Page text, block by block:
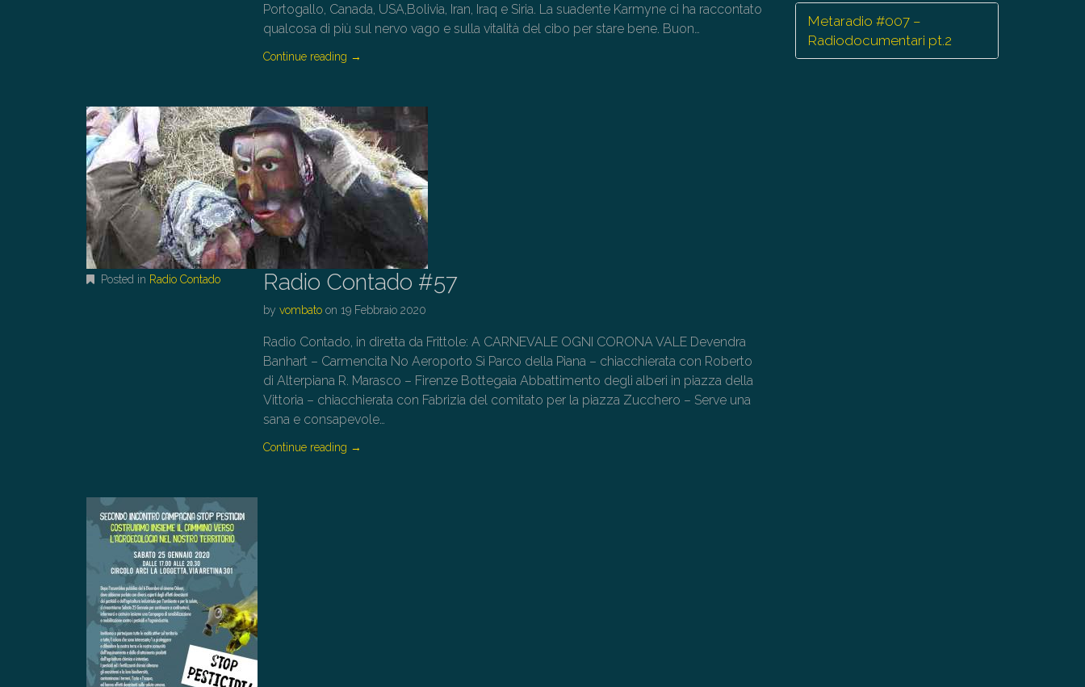
Portogallo, Canada, USA,Bolivia, Iran, Iraq e Siria. La suadente Karmyne ci ha raccontato
qualcosa di più sul nervo vago e sulla vitalità del cibo per stare bene. Buon…
Continue reading →
Posted in Radio Contado Radio Contado #57
byvombato on 19 Febbraio 2020
Radio Contado, in diretta da Frittole: A CARNEVALE OGNI CORONA VALE Devendra
Banhart – Carmencita No Aeroporto Sì Parco della Piana – chiacchierata con Roberto
di Alterpiana R. Marasco – Firenze Bottegaia Abbattimento degli alberi in piazza della
Vittoria – chiacchierata con Fabrizia del comitato per la piazza Zucchero – Serve una
sana e consapevole…
Continue reading →
Metaradio #007 –
Radiodocumentari pt.2